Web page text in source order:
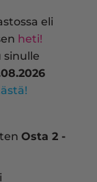
eli
heti!
sinulle
Osta 2 -